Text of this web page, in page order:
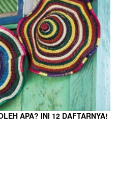
APA? INI 12 DAFTARNYA!